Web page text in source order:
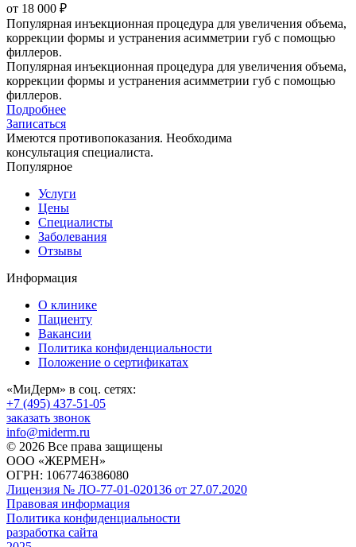
от 18 000 ₽
Популярная инъекционная процедура для увеличения объема,
коррекции формы и устранения асимметрии губ с помощью
филлеров.
Популярная инъекционная процедура для увеличения объема,
коррекции формы и устранения асимметрии губ с помощью
филлеров.
Подробнее
Записаться
Имеются противопоказания. Необходима
консультация специалиста.
Популярное
Услуги
Цены
Специалисты
Заболевания
Отзывы
Информация
О клинике
Пациенту
Вакансии
Политика конфиденциальности
Положение о сертификатах
«МиДерм» в соц. сетях:
+7 (495) 437-51-05
заказать звонок
info@miderm.ru
© 2026 Все права защищены
ООО «ЖЕРМЕН»
ОГРН: 1067746386080
Лицензия № ЛО-77-01-020136 от 27.07.2020
Правовая информация
Политика конфиденциальности
разработка сайта